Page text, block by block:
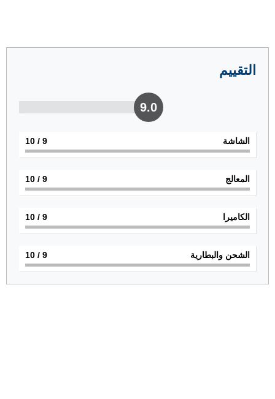
التقييم
9.0
الشاشة 9
/ 10
المعالج 9
/ 10
الكاميرا 9
/ 10
الشحن والبطارية 9
/ 10